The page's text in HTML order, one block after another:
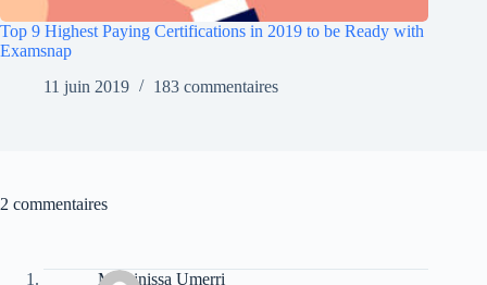
Top 9 Highest Paying Certifications in 2019 to be Ready with
Examsnap
11 juin 2019
183 commentaires
2 commentaires
Massinissa Umerri